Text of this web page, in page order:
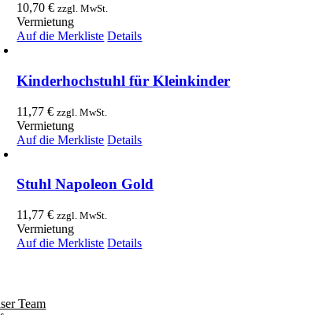
10,70€ zzgl. MwSt.
Vermietung
Auf die Merkliste Details
Kinderhochstuhl für Kleinkinder
11,77€ zzgl. MwSt.
Vermietung
Auf die Merkliste Details
Stuhl Napoleon Gold
11,77€ zzgl. MwSt.
Vermietung
Auf die Merkliste Details
Team